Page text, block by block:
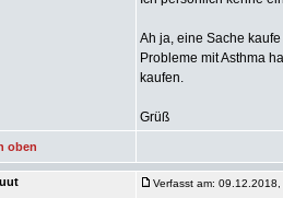
Ah ja, eine Sache
Probleme mit Asthma
kaufen.
Grüß
oben
Verfasst am: